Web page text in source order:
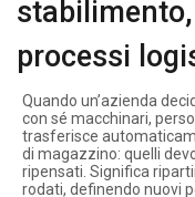
processi
Quando un’azienda
con sé macchinari,
trasferisce
di magazzino: quelli
ripensati. Significa
rodati, definendo nuovi